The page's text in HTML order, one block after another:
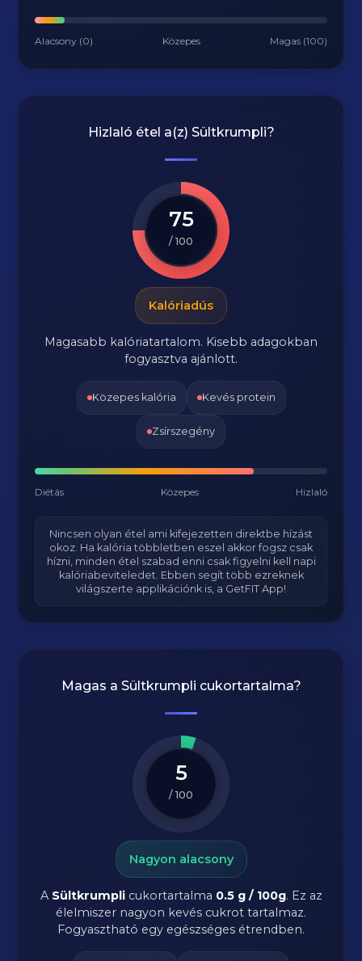
Alacsony (0) Közepes Magas (100)
Hizlaló étel a(z) Sültkrumpli?
75
/ 100
Kalóriadús
Magasabb kalóriatartalom. Kisebb adagokban
fogyasztva ajánlott.
Közepes kalória Kevés protein
Zsírszegény
Diétás Közepes Hizlaló
Nincsen olyan étel ami kifejezetten direktbe hízást
okoz. Ha kalória többletben eszel akkor fogsz csak
hízni, minden étel szabad enni csak figyelni kell napi
kalóriabeviteledet. Ebben segít több ezreknek
világszerte applikációnk is, a GetFIT App!
Magas a Sültkrumpli cukortartalma?
5
/ 100
Nagyon alacsony
A Sültkrumplicukortartalma 0.5 g / 100g. Ez az
élelmiszer nagyon kevés cukrot tartalmaz.
Fogyasztható egy egészséges étrendben.